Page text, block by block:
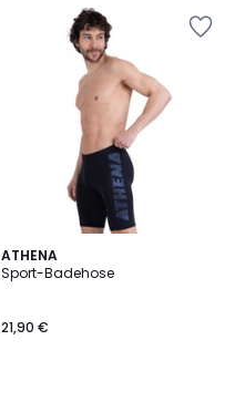
ATHENA
Sport-Badehose
21,90 €